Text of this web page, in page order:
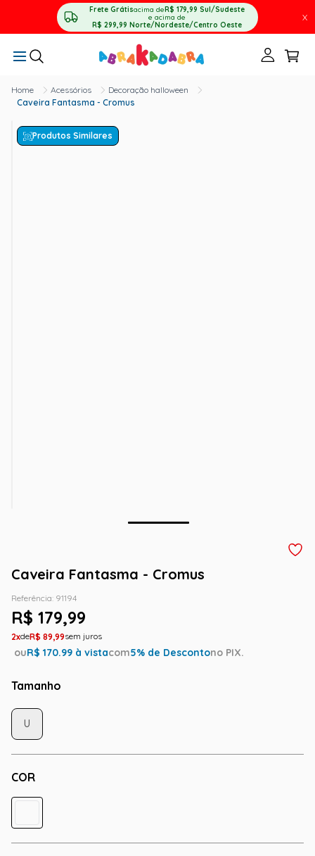
Frete Grátisacima deR$ 179,99 Sul/Sudeste
e acima de
R$ 299,99 Norte/Nordeste/Centro Oeste
X
Acessórios
Decoração halloween
Caveira Fantasma - Cromus
Produtos Similares
Caveira Fantasma - Cromus
Referência: 91194
R$ 179,99
2 R$ 89,99
ouR$ 170.99 à vistacom5% de Descontono PIX.
Tamanho
COR
U